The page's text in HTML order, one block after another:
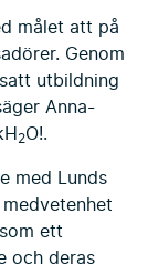
målet att på
Genom
utbildning
Anna-
2O!.
med Lunds
ett
och deras